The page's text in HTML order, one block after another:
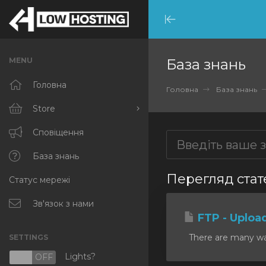
Minimize
Menu
MENU
Головна
Store
Browse All
RKVMPROTECTED
IKVMPROTECTED
XKVMPROTECTED
Protected Web Hosting
Сповіщення
База знань
Статус мережі
Зв'язок з нами
SETTINGS
OFF Lights?
База знань
Головна База знань
Перегляд
FTP -
There are many